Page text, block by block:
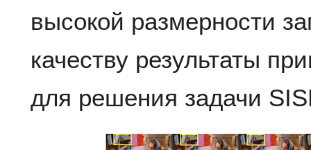
высокой размерности
качеству результаты
для решения задачи